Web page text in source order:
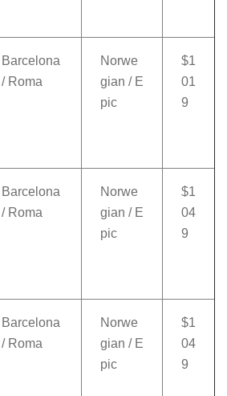
Barcelona
/ Roma
Norwe
gian / E
pic
$1
01
9
Barcelona
/ Roma
Norwe
gian / E
pic
$1
04
9
Barcelona
/ Roma
Norwe
gian / E
pic
$1
04
9